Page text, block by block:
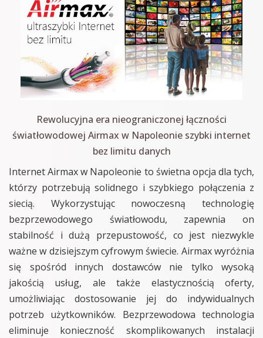
Rewolucyjna era nieograniczonej łączności
światłowodowej Airmax w Napoleonie szybki internet
bez limitu danych
Internet Airmax w Napoleonie to świetna opcja dla tych,
którzy potrzebują solidnego i szybkiego połączenia z
siecią. Wykorzystując nowoczesną technologię
bezprzewodowego światłowodu, zapewnia on
stabilność i dużą przepustowość, co jest niezwykle
ważne w dzisiejszym cyfrowym świecie. Airmax wyróżnia
się spośród innych dostawców nie tylko wysoką
jakością usług, ale także elastycznością oferty,
umożliwiając dostosowanie jej do indywidualnych
potrzeb użytkowników. Bezprzewodowa technologia
eliminuje konieczność skomplikowanych instalacji